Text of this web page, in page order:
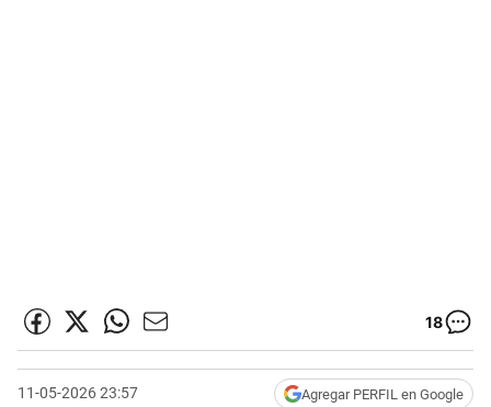
18
11-05-2026 23:57 Agregar PERFIL en Google